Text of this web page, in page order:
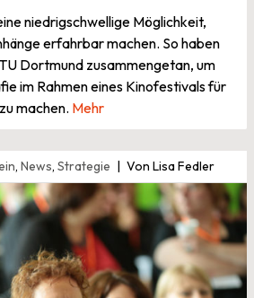
niedrigschwellige Möglichkeit,
erfahrbar machen. So haben
Dortmund zusammengetan, um
im Rahmen eines Kinofestivals für
machen. Mehr
, News, Strategie Von Lisa Fedler